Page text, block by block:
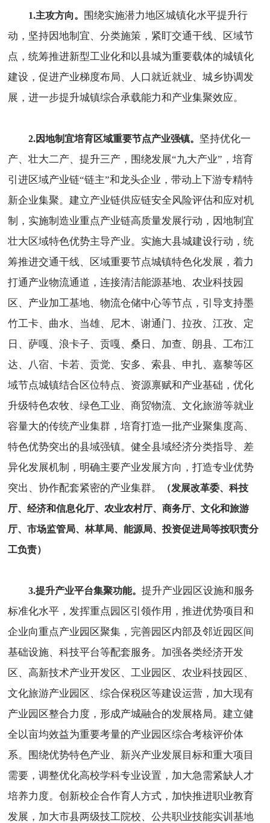
1.主攻方向。 围绕实施潜力地区城镇化水平提升行
动，坚持因地制宜、分类施策，紧盯交通干线、区域节
点，统筹推进新型工业化和以县城为重要载体的城镇化
建设，促进产业梯度布局、人口就近就业、城乡协调发
展，进一步提升城镇综合承载能力和产业集聚效应。
2.因地制宜培育区域重要节点产业强镇。 坚持优化一
产、壮大二产、提升三产，围绕发展“九大产业”，培育
引进区域产业链“链主”和龙头企业，带动上下游专精特
新企业集聚。建立产业链供应链安全风险评估和应对机
制，实施制造业重点产业链高质量发展行动，因地制宜
壮大区域特色优势主导产业。实施大县城建设行动，统
筹推进交通干线、区域重要节点城镇特色化发展，着力
打通产业物流通道，连接清洁能源基地、农业科技园
区、产业加工基地、物流仓储中心等节点，引导支持墨
竹工卡、曲水、当雄、尼木、谢通门、拉孜、江孜、定
日、萨嘎、浪卡子、贡嘎、桑日、加查、朗县、工布江
达、八宿、卡若、贡觉、安多、索县、申扎、嘉黎等区
域节点城镇结合区位特点、资源禀赋和产业基础，优化
升级特色农牧、绿色工业、商贸物流、文化旅游等就业
容量大的传统产业集群，培育打造一批产业聚集度高、
特色优势突出的县域强镇。健全县域经济分类指导、差
异化发展机制，明确主要产业发展方向，打造专业优势
突出、协作配套紧密的产业集群。
（发展改革委、科技
厅、经济和信息化厅、农业农村厅、商务厅、文化和旅游
厅、市场监管局、林草局、能源局、投资促进局等按职责分
工负责）
3.提升产业平台集聚功能。提升产业园区设施和服务
标准化水平，发挥重点园区引领作用，推进优势项目和
企业向重点产业园区聚集，完善园区内部及邻近园区间
基础设施、科技平台等配套服务。加强各类经济开发
区、高新技术产业开发区、工业园区、农业科技园区、
文化旅游产业园区、综合保税区等建设运营，加大现有
产业园区整合力度，形成产城融合的发展格局。建立健
全以亩均效益为重要考量的产业园区综合考核评价体
系。围绕优势特色产业、新兴产业发展目标和重大项目
需要，调整优化高校学科专业设置，加大急需紧缺人才
培养力度。创新校企合作育人方式，加快推进职业教育
发展，加大市县两级技工院校、公共职业技能实训基地